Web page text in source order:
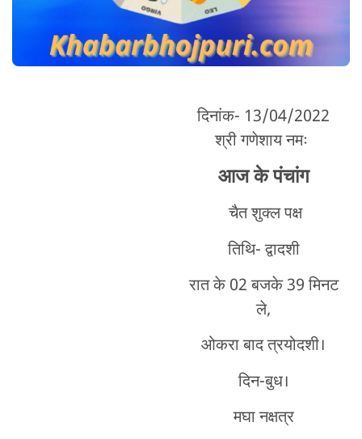
दिनांक- 13/04/2022
श्री गणेशाय नमः
आज के पंचांग
चैत शुक्ल पक्ष
तिथि- द्वादशी
रात के 02 बजके 39 मिनट
ले,
ओकरा बाद त्रयोदशी।
दिन-बुध।
मघा नक्षत्र